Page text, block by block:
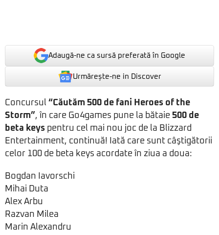
Adaugă-ne ca sursă preferată în Google
Urmărește-ne in Discover
Concursul “Căutăm 500 de fani Heroes of the
Storm”, în care Go4games pune la bătaie 500 de
beta keys pentru cel mai nou joc de la Blizzard
Entertainment, continuă! Iată care sunt câştigătorii
celor 100 de beta keys acordate în ziua a doua:
Bogdan Iavorschi
Mihai Duta
Alex Arbu
Razvan Milea
Marin Alexandru